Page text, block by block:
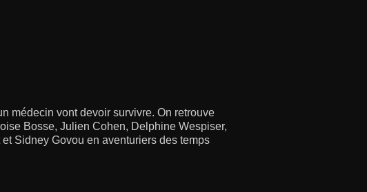
médecin vont devoir survivre. On retrouve
Bosse, Julien Cohen, Delphine Wespiser,
Sidney Govou en aventuriers des temps